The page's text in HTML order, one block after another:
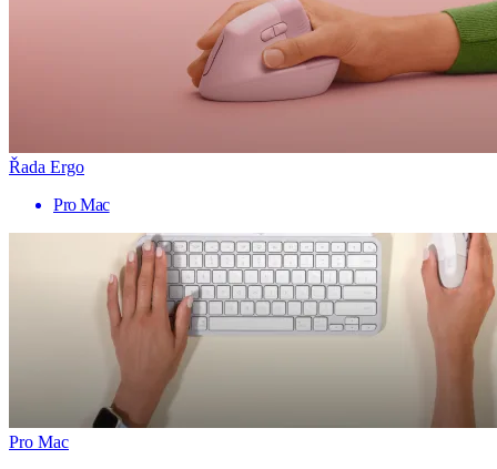
Řada Ergo
Pro Mac
Pro Mac